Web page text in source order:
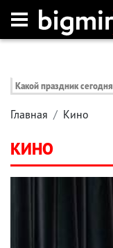
Какой праздник сегодня
Главная Кино
КИНО